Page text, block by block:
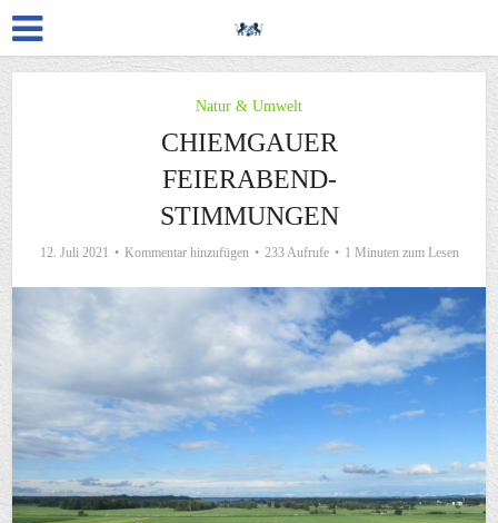
Natur & Umwelt
CHIEMGAUER
FEIERABEND-
STIMMUNGEN
12. Juli 2021 Kommentar hinzufügen 233 Aufrufe 1 Minuten zum Lesen